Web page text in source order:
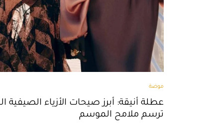
موضة
عطلة أنيقة: أبرز صيحات الأزياء الصيفية
ترسم ملامح الموسم